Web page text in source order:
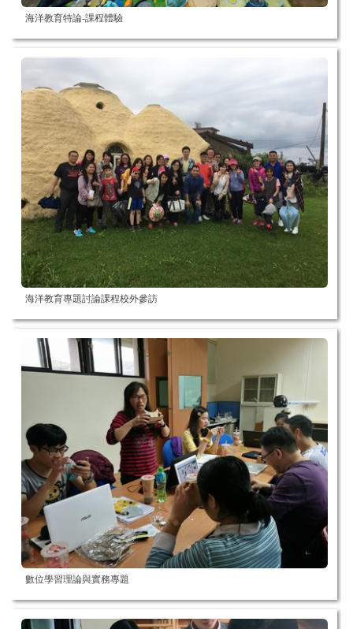
海洋教育特論-課程體驗
海洋教育專題討論課程校外參訪
數位學習理論與實務專題